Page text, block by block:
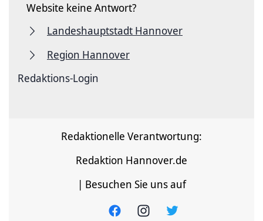
Website keine Antwort?
Landeshauptstadt Hannover
Region Hannover
Redaktions-Login
Redaktionelle Verantwortung:
Redaktion Hannover.de
| Besuchen Sie uns auf